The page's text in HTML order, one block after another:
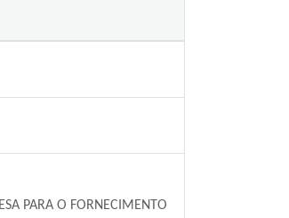
PARA O FORNECIMENTO